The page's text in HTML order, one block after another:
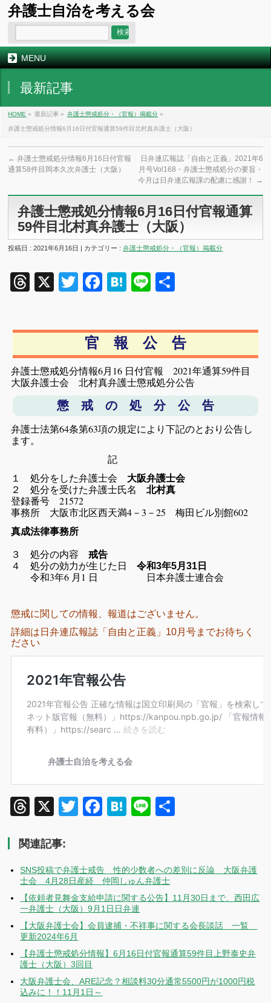
弁護士自治を考える会
MENU
最新記事
HOME » 最新記事 » 弁護士懲戒処分・（官報）掲載分 »
弁護士懲戒処分情報6月16日付官報通算59件目北村真弁護士（大阪）
← 弁護士懲戒処分情報6月16日付官報
通算58件目岡本久次弁護士（大阪）
日弁連広報誌「自由と正義」2021年6
月号Vol168・弁護士懲戒処分の要旨・
今月は日弁連広報課の配慮に感謝！
→
弁護士懲戒処分情報6月16日付官報通算
59件目北村真弁護士（大阪）
投稿日 : 2021年6月16日 | カテゴリー :弁護士懲戒処分・（官報）掲載分
Threads
X TwitterFacebook
Hatena
Line
官 報 公 告
弁護士懲戒処分情報6月16 日付官報 2021年通算59件目
大阪弁護士会 北村真弁護士懲戒処分公告
懲 戒 の 処 分 公 告
弁護士法第64条第63項の規定により下記のとおり公告し
ます。
記
１ 処分をした弁護士会
大阪弁護士会
２ 処分を受けた弁護士氏名 北村真
登録番号 21572
事務所 大阪市北区西天満4－3－25 梅田ビル別館602
真成法律事務所
３ 処分の内容戒告
４ 処分の効力が生じた日令和3年5月31日
令和3年6 月1 日 日本弁護士連合会
懲戒に関しての情報、報道はございません。
詳細は日弁連広報誌「自由と正義」10月号までお待ちく
ださい
Threads
X TwitterFacebook
Hatena
Line
関連記事:
SNS投稿で弁護士戒告 性的少数者への差別に反論 大阪弁護
士会 4月28日産経 仲岡しゅん弁護士
【依頼者見舞金支給申請に関する公告】11月30日まで、西田広
一弁護士（大阪）9月1日日弁連
【大阪弁護士会】会員逮捕・不祥事に関する会長談話 一覧
更新2024年6月
【弁護士懲戒処分情報】6月16日付官報通算59件目上野泰史弁
護士（大阪）3回目
大阪弁護士会、ARE記念？相談料30分通常5500円が1000円税
込みに！！11月1日～